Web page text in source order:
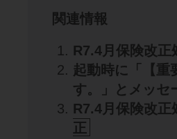
関連情報
R7.4月保険改
起動時に「【重
す。」とメッセ
R7.4月保険改
正